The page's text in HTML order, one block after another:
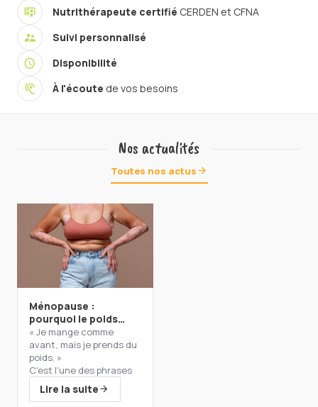
Nutrithérapeute certifié CERDEN et CFNA
Suivi personnalisé
Disponibilité
À l'écoute de vos besoins
Nos actualités
Toutes nos actus
Ménopause :
pourquoi le poids
change… et surtout,
comment agir
durablement?
« Je mange comme
avant, mais je prends du
poids. »
C'est l'une des phrases
que j'entends le plus
souvent en consultation.
Lire la suite